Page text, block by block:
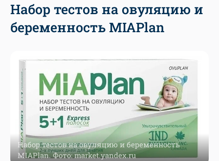
Набор тестов на овуляцию и
беременность MIAPlan
Набор тестов на овуляцию и беременность
MIAPlan. Фото: market.yandex.ru